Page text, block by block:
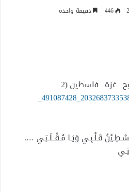
446 دقيقة واحدة
ـ غزة ـ فلسطين (2
قَـلْـبِـي وَيَـا مُـقْــلَـتِـي ….